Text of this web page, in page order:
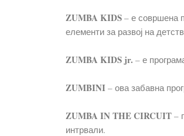
ZUMBA KIDS – е совршена
елементи за развој на
ZUMBA KIDS jr. – е
ZUMBINI – ова забавна
ZUMBA IN THE CIRCUIT –
интрвали.